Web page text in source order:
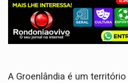
A Groenlândia é um